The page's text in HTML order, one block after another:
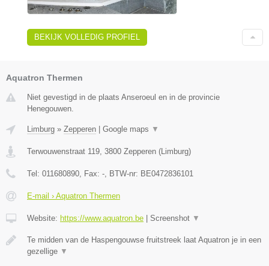
BEKIJK VOLLEDIG PROFIEL
Aquatron Thermen
Niet gevestigd in de plaats Anseroeul en in de provincie
Henegouwen.
Limburg » Zepperen | Google maps ▼
Terwouwenstraat 119 3800 Zepperen (Limburg)
Tel: 011680890 , Fax: - , BTW-nr: BE0472836101
E-mail › Aquatron Thermen
Website: https://www.aquatron.be | Screenshot ▼
Te midden van de Haspengouwse fruitstreek laat Aquatron je in een
gezellige ▼